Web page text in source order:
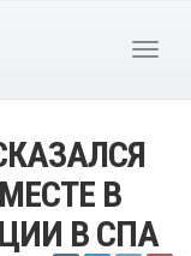
В
В СПА